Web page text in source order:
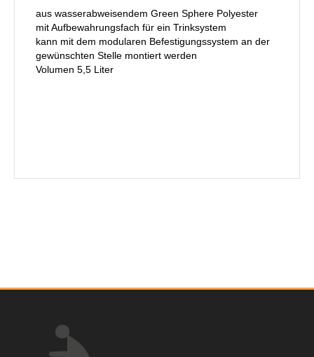
aus wasserabweisendem Green Sphere Polyester
mit Aufbewahrungsfach für ein Trinksystem
kann mit dem modularen Befestigungssystem an der
gewünschten Stelle montiert werden
Volumen 5,5 Liter